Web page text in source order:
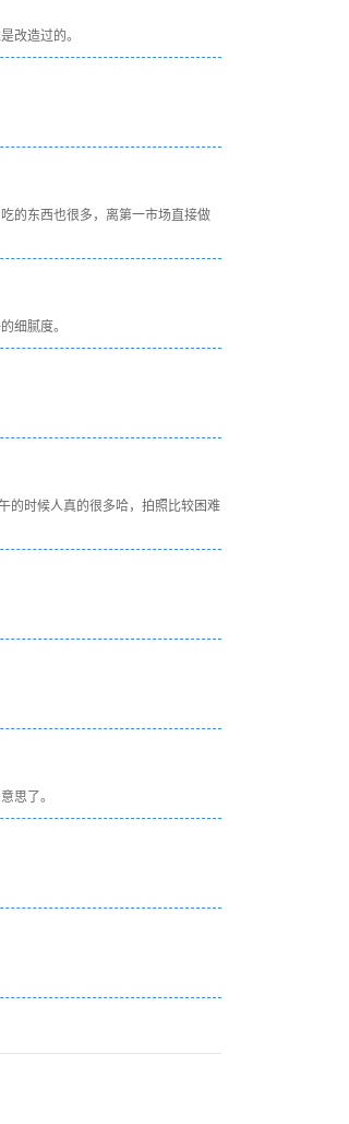
改造过的。
的东西也很多，离第一市场直接做
细腻度。
的时候人真的很多哈，拍照比较困难
思了。